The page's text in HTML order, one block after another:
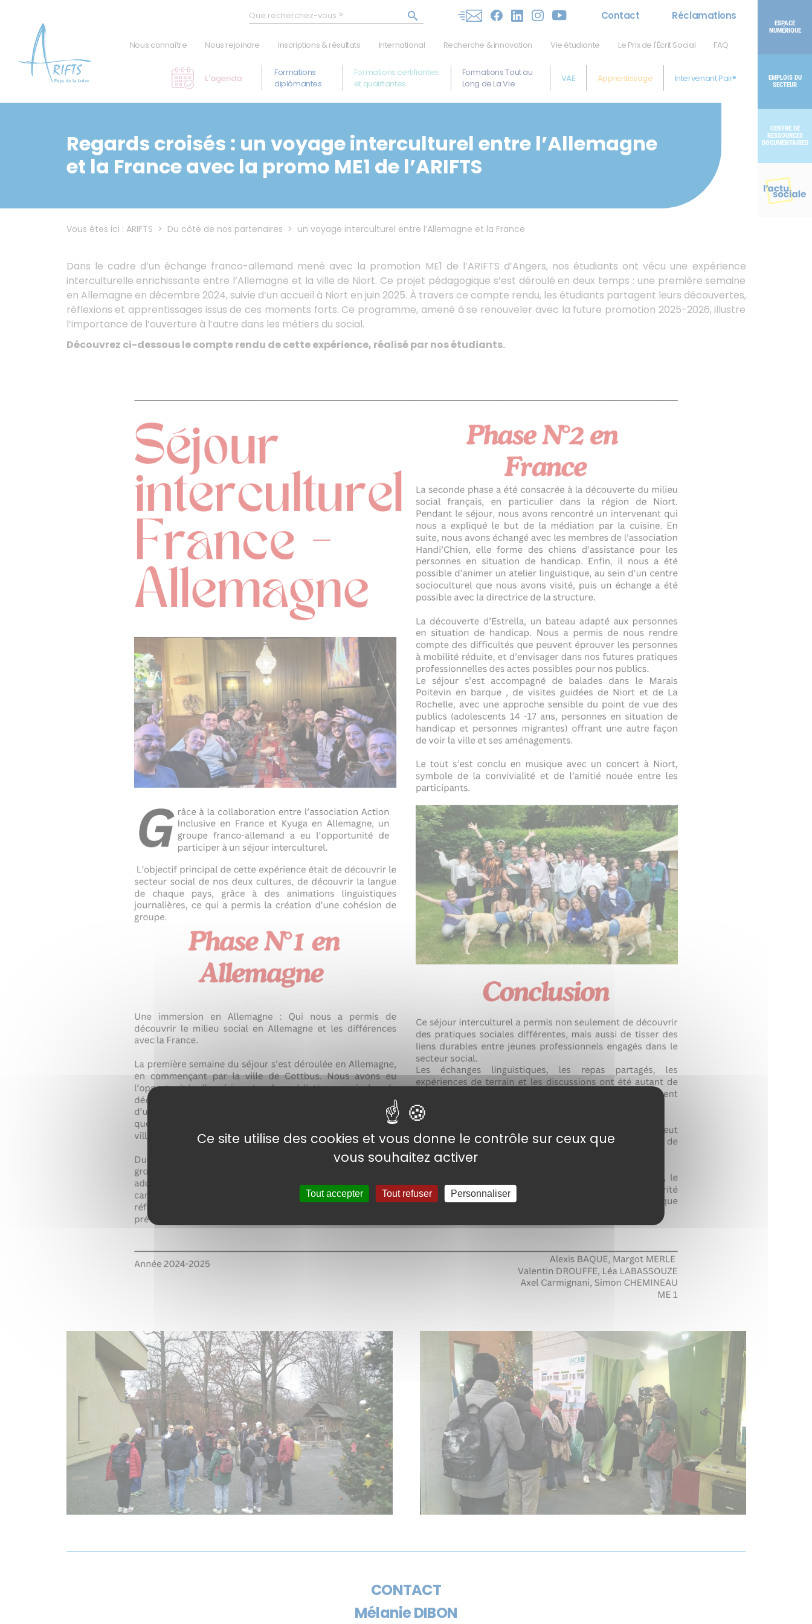
ESPACE
NUMÉRIQUE
EMPLOIS DU
SECTEUR
CENTRE DE
RESSOURCES
DOCUMENTAIRES
L'agenda
Contact Réclamations
Formations
diplômantes
Formations certifiantes
et qualifiantes
Formations Tout au
Long de La Vie
VAE Apprentissage Intervenant Pair®
Nous connaître
L'association
Les statistiques
Ils nous font confiance
Les actualités
CerSo
Nous rejoindre Inscriptions & résultats
Inscriptions en cours
Allégements & transferts
International
La mobilité internationale
Charte ERASMUS
Recherche & innovation Vie étudiante Le Prix de l'Écrit Social FAQ
Regards croisés : un voyage interculturel entre l’Allemagne
et la France avec la promo ME1 de l’ARIFTS
Vous êtes ici : ARIFTS > Du côté de nos partenaires > un voyage interculturel entre l’Allemagne et la France
Dans le cadre d’un échange franco-allemand mené avec la promotion ME1 de l’ARIFTS d’Angers, nos étudiants ont vécu une expérience
interculturelle enrichissante entre l’Allemagne et la ville de Niort. Ce projet pédagogique s’est déroulé en deux temps : une première semaine
en Allemagne en décembre 2024, suivie d’un accueil à Niort en juin 2025. À travers ce compte rendu, les étudiants partagent leurs découvertes,
réflexions et apprentissages issus de ces moments forts. Ce programme, amené à se renouveler avec la future promotion 2025-2026, illustre
l’importance de l’ouverture à l’autre dans les métiers du social.
Découvrez ci-dessous le compte rendu de cette expérience, réalisé par nos étudiants.
CONTACT
Mélanie DIBON
Ce site utilise des cookies et vous donne le contrôle sur ceux que
vous souhaitez activer
Tout accepter Tout refuser Personnaliser